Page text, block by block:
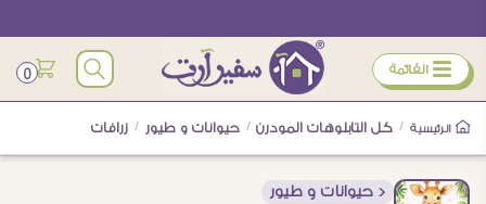
ÿ القائمة 0
الرئيسية / كل التابلوهات المودرن / حيوانات و طيور / زرافات
< حيوانات و طيور